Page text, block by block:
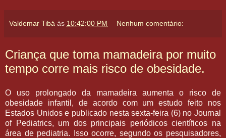
Valdemar Tibá às 10:42:00 PM Nenhum comentário:
Criança que toma mamadeira por muito
tempo corre mais risco de obesidade.
O uso prolongado da mamadeira aumenta o risco de
obesidade infantil, de acordo com um estudo feito nos
Estados Unidos e publicado nesta sexta-feira (6) no Journal
of Pediatrics, um dos principais periódicos científicos na
área de pediatria. Isso ocorre, segundo os pesquisadores,